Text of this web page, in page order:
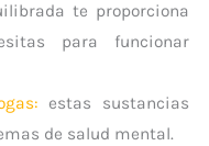
te proporciona
para funcionar
: estas sustancias
de salud mental.